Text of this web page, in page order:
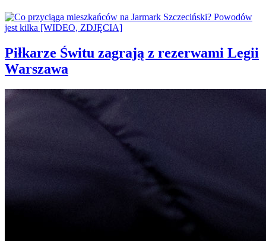
Piłkarze Świtu zagrają z rezerwami Legii
Warszawa